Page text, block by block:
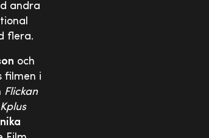
andra
flera.
och
filmen i
Flickan